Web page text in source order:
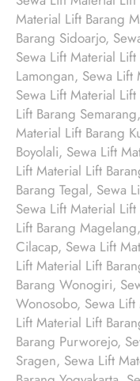
Material Lift Barang
Barang Sidoarjo,
Sewa Lift Material
Lamongan, Sewa Lift
Sewa Lift Material
Lift Barang
Material Lift Barang
Boyolali, Sewa Lift
Lift Material Lift
Barang Tegal, Sewa
Sewa Lift Material
Lift Barang
Cilacap, Sewa Lift
Lift Material Lift
Barang Wonogiri,
Wonosobo, Sewa
Lift Material Lift
Barang Purworejo,
Sragen, Sewa Lift